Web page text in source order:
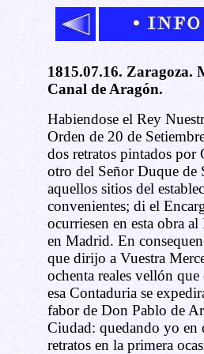
1815.07.16. Zaragoza.
Canal de Aragón.
Habiendose el Rey
Orden de 20 de
dos retratos pintados por
otro del Señor Duque de
aquellos sitios del
convenientes; di el
ocurriesen en esta obra
en Madrid. En
que dirijo a Vuestra
ochenta reales vellón
esa Contaduria se
fabor de Don Pablo de
Ciudad: quedando yo en
retratos en la primera